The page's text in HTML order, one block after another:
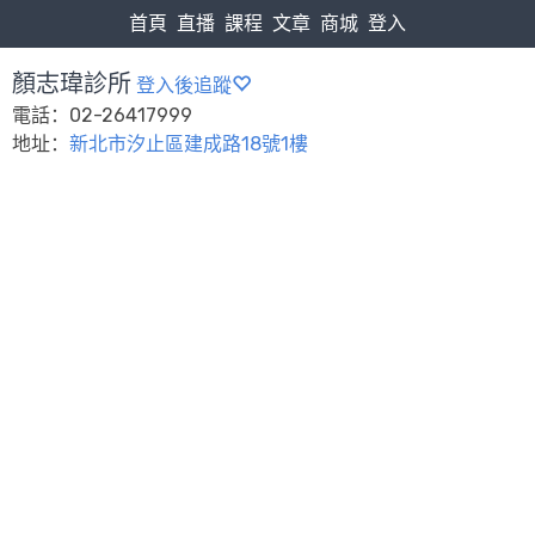
首頁 直播 課程 文章 商城 登入
顏志瑋診所 登入後追蹤
電話：02-26417999
地址： 新北市汐止區建成路18號1樓